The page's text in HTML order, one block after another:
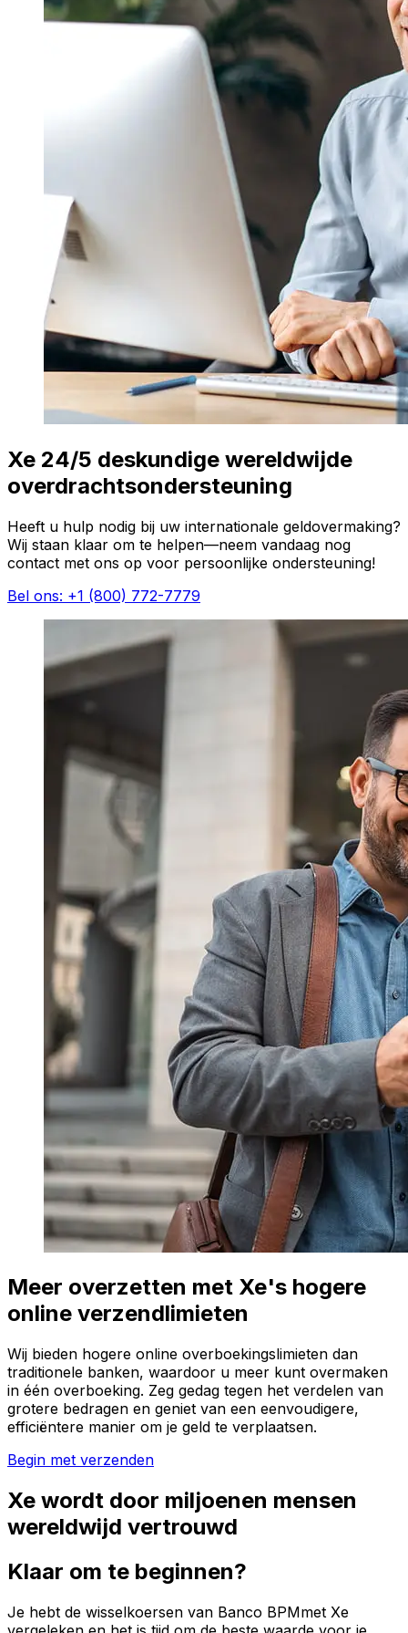
Xe 24/5 deskundige wereldwijde
overdrachtsondersteuning
Heeft u hulp nodig bij uw internationale geldovermaking?
Wij staan klaar om te helpen—neem vandaag nog
contact met ons op voor persoonlijke ondersteuning!
Bel ons: +1 (800) 772-7779
Meer overzetten met Xe's hogere
online verzendlimieten
Wij bieden hogere online overboekingslimieten dan
traditionele banken, waardoor u meer kunt overmaken
in één overboeking. Zeg gedag tegen het verdelen van
grotere bedragen en geniet van een eenvoudigere,
efficiëntere manier om je geld te verplaatsen.
Begin met verzenden
Xe wordt door miljoenen mensen
wereldwijd vertrouwd
Klaar om te beginnen?
Je hebt de wisselkoersen van Banco BPMmet Xe